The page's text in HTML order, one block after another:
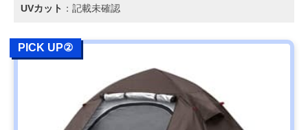
UVカット ：記載未確認
PICK UP②